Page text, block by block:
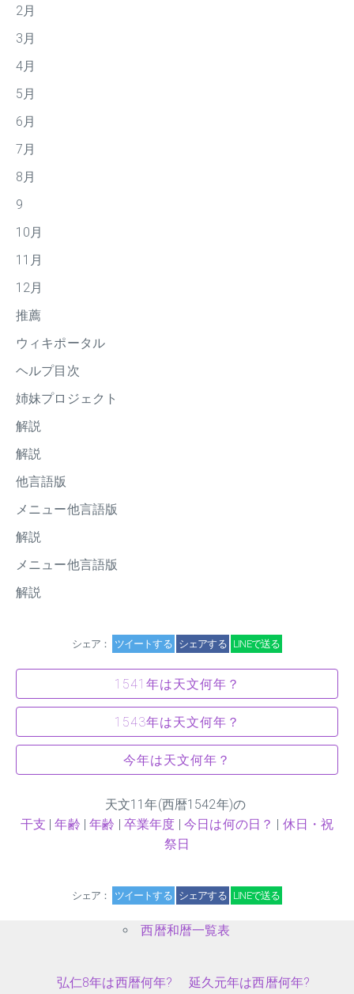
2月
3月
4月
5月
6月
7月
8月
9
10月
11月
12月
推薦
ウィキポータル
ヘルプ目次
姉妹プロジェクト
解説
解説
他言語版
メニュー他言語版
解説
メニュー他言語版
解説
シェア： ツイートする シェアする LINEで送る
1541年は天文何年？
1543年は天文何年？
今年は天文何年？
天文11年(西暦1542年)の
干支 |年齢 |年齢 |卒業年度 |今日は何の日？ | 休日・祝
祭日
シェア： ツイートする シェアする LINEで送る
西暦和暦一覧表
弘仁8年は西暦何年?
延久元年は西暦何年?